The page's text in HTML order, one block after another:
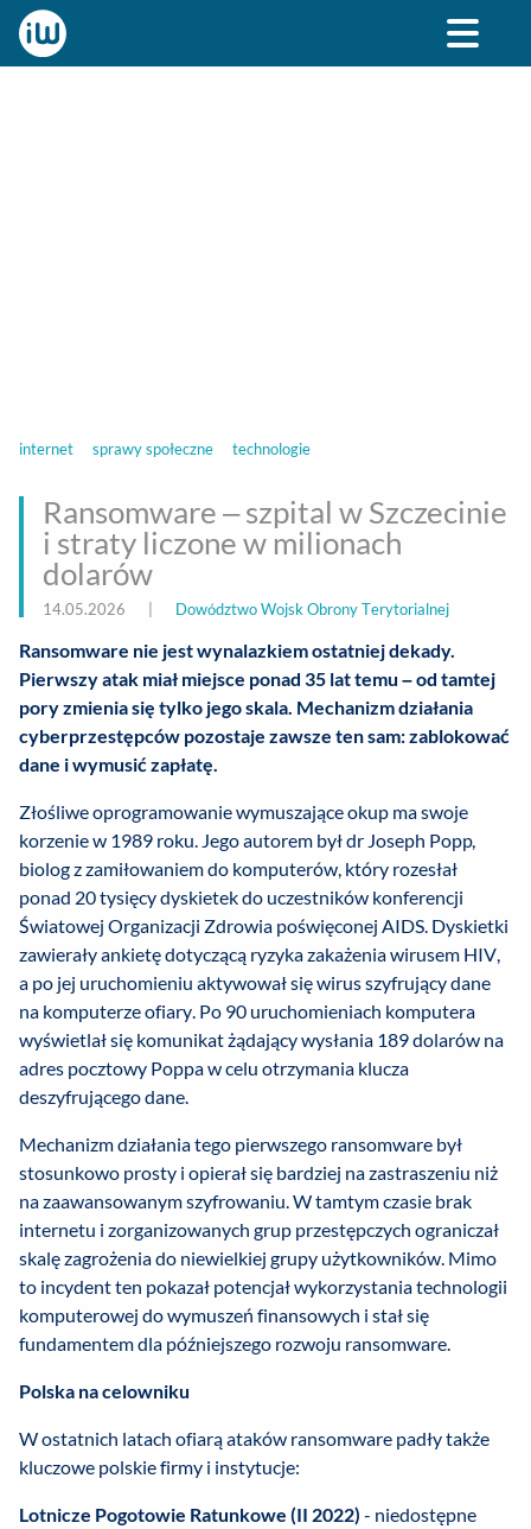
internet sprawy społeczne technologie
Ransomware – szpital w Szczecinie
i straty liczone w milionach
dolarów
14.05.2026 Dowództwo Wojsk Obrony Terytorialnej
Ransomware nie jest wynalazkiem ostatniej dekady.
Pierwszy atak miał miejsce ponad 35 lat temu – od tamtej
pory zmienia się tylko jego skala. Mechanizm działania
cyberprzestępców pozostaje zawsze ten sam: zablokować
dane i wymusić zapłatę.
Złośliwe oprogramowanie wymuszające okup ma swoje
korzenie w 1989 roku. Jego autorem był dr Joseph Popp,
biolog z zamiłowaniem do komputerów, który rozesłał
ponad 20 tysięcy dyskietek do uczestników konferencji
Światowej Organizacji Zdrowia poświęconej AIDS. Dyskietki
zawierały ankietę dotyczącą ryzyka zakażenia wirusem HIV,
a po jej uruchomieniu aktywował się wirus szyfrujący dane
na komputerze ofiary. Po 90 uruchomieniach komputera
wyświetlał się komunikat żądający wysłania 189 dolarów na
adres pocztowy Poppa w celu otrzymania klucza
deszyfrującego dane.
Mechanizm działania tego pierwszego ransomware był
stosunkowo prosty i opierał się bardziej na zastraszeniu niż
na zaawansowanym szyfrowaniu. W tamtym czasie brak
internetu i zorganizowanych grup przestępczych ograniczał
skalę zagrożenia do niewielkiej grupy użytkowników. Mimo
to incydent ten pokazał potencjał wykorzystania technologii
komputerowej do wymuszeń finansowych i stał się
fundamentem dla późniejszego rozwoju ransomware.
Polska na celowniku
W ostatnich latach ofiarą ataków ransomware padły także
kluczowe polskie firmy i instytucje:
Lotnicze Pogotowie Ratunkowe (II 2022) - niedostępne